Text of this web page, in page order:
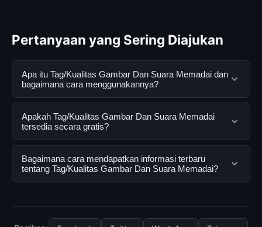
Pertanyaan yang Sering Diajukan
Apa itu Tag/Kualitas Gambar Dan Suara Memadai dan
bagaimana cara menggunakannya?
Tag/Kualitas Gambar Dan Suara Memadai adalah
layanan digital yang dirancang untuk membantu
pengguna mendapatkan informasi lengkap dan
terpercaya. Anda dapat menggunakannya dengan
mengunjungi situs resmi dan mengikuti panduan yang
tersedia.
Apakah Tag/Kualitas Gambar Dan Suara Memadai
tersedia secara gratis?
Ya, Tag/Kualitas Gambar Dan Suara Memadai dapat
diakses secara gratis oleh semua pengguna. Tidak ada
biaya tersembunyi atau langganan yang diperlukan
Bagaimana cara mendapatkan informasi terbaru
tentang Tag/Kualitas Gambar Dan Suara Memadai?
mengunjungi halaman resmi kami secara berkala. Kami